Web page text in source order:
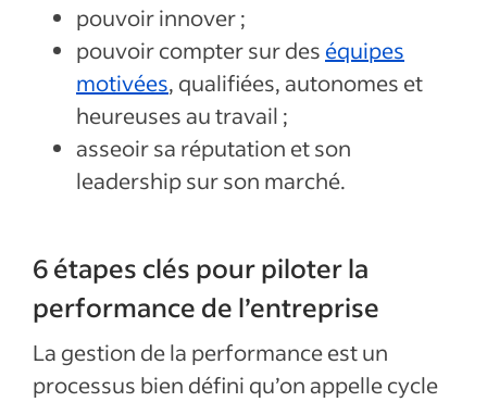
pouvoir innover ;
pouvoir compter sur des équipes
motivées, qualifiées, autonomes et
heureuses au travail ;
asseoir sa réputation et son
leadership sur son marché.
6 étapes clés pour piloter la
performance de l’entreprise
La gestion de la performance est un
processus bien défini qu’on appelle cycle